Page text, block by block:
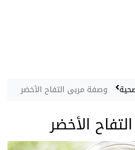
وصفة مربى التفاح الأخضر
الأخضر